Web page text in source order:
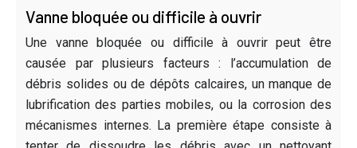
Vanne bloquée ou difficile à ouvrir
Une vanne bloquée ou difficile à ouvrir peut être
causée par plusieurs facteurs : l’accumulation de
débris solides ou de dépôts calcaires, un manque de
lubrification des parties mobiles, ou la corrosion des
mécanismes internes. La première étape consiste à